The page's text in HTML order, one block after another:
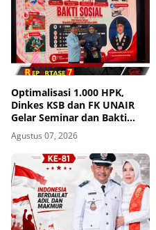
Optimalisasi 1.000 HPK,
Dinkes KSB dan FK UNAIR
Gelar Seminar dan Bakti
Sosial
Agustus 07, 2026